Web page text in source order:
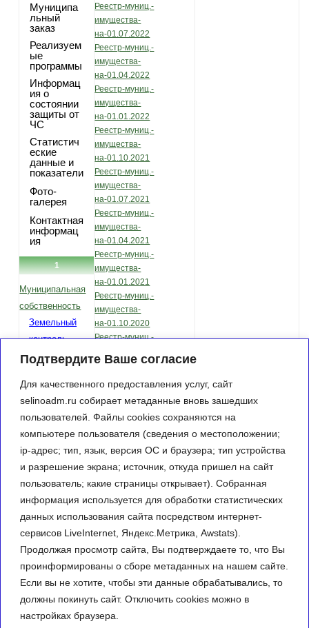
Подтвердите Ваше согласие
Для качественного предоставления услуг, сайт
selinoadm.ru собирает метаданные вновь зашедших
пользователей. Файлы cookies сохраняются на
компьютере пользователя (сведения о местоположении;
ip-адрес; тип, язык, версия ОС и браузера; тип устройства
и разрешение экрана; источник, откуда пришел на сайт
пользователь; какие страницы открывает). Собранная
информация используется для обработки статистических
данных использования сайта посредством интернет-
сервисов LiveInternet, Яндекс.Метрика, Awstats).
Продолжая просмотр сайта, Вы подтверждаете то, что Вы
проинформированы о сборе метаданных на нашем сайте.
Если вы не хотите, чтобы эти данные обрабатывались, то
должны покинуть сайт. Отключить cookies можно в
настройках браузера.
Муниципа
льный
заказ
Реализуем
ые
программы
Информац
ия о
состоянии
защиты от
ЧС
Статистич
еские
данные и
показатели
Фото-
галерея
Контактная
информац
ия
1
Муниципальная
собственность
Земельный
контроль
реестр
собственности
Реестр-муниц.-
имущества-
на-01.07.2022
Реестр-муниц.-
имущества-
на-01.04.2022
Реестр-муниц.-
имущества-
на-01.01.2022
Реестр-муниц.-
имущества-
на-01.10.2021
Реестр-муниц.-
имущества-
на-01.07.2021
Реестр-муниц.-
имущества-
на-01.04.2021
Реестр-муниц.-
имущества-
на-01.01.2021
Реестр-муниц.-
имущества-
на-01.10.2020
Реестр-муниц.-
на-01.07.2020
имущества-
на-01.04.2020
НПА о муниципальном
имуществе 2020
реестр-муниц.-
реестр муниц.
имущества на 01.07.19
РЕЕСТР
МУНИЦИПАЛЬНОГО
ИМУЩЕСТВА
на 01.01.2019